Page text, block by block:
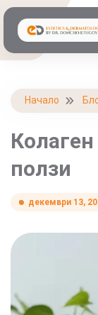
Начало
ползи
декември 13,